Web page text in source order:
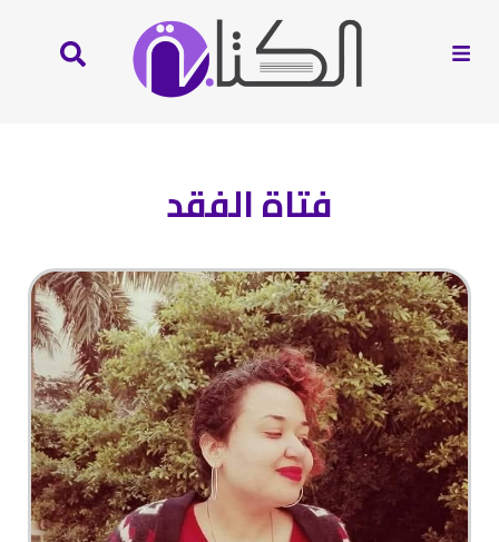
فتاة الفقد